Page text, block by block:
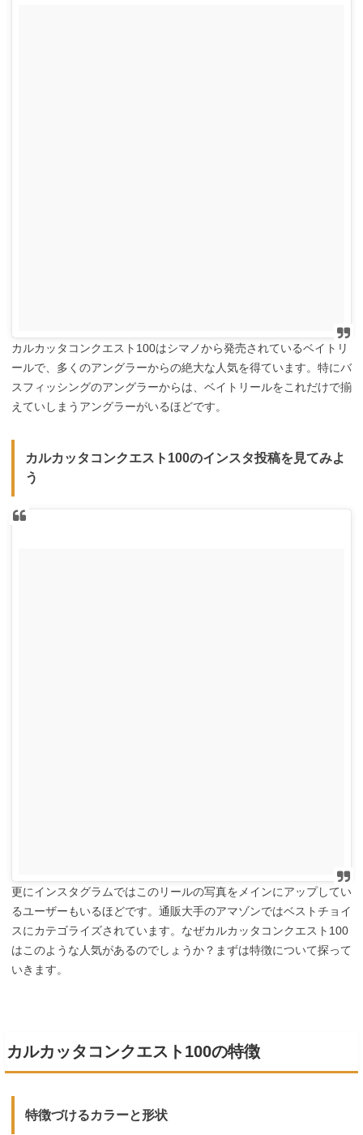
カルカッタコンクエスト100はシマノから発売されているベイトリ
ールで、多くのアングラーからの絶大な人気を得ています。特にバ
スフィッシングのアングラーからは、ベイトリールをこれだけで揃
えていしまうアングラーがいるほどです。
カルカッタコンクエスト100のインスタ投稿を見てみよ
う
更にインスタグラムではこのリールの写真をメインにアップしてい
るユーザーもいるほどです。通販大手のアマゾンではベストチョイ
スにカテゴライズされています。なぜカルカッタコンクエスト100
はこのような人気があるのでしょうか？まずは特徴について探って
いきます。
カルカッタコンクエスト100の特徴
特徴づけるカラーと形状